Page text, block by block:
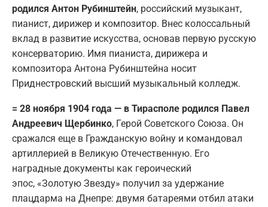
родился Антон Рубинштейн, российский музыкант,
пианист, дирижер и композитор. Внес колоссальный
вклад в развитие искусства, основав первую русскую
консерваторию. Имя пианиста, дирижера и
композитора Антона Рубинштейна носит
Приднестровский высший музыкальный колледж.
= 28 ноября 1904 года — в Тирасполе родился Павел
Андреевич Щербинко, Герой Советского Союза. Он
сражался еще в Гражданскую войну и командовал
артиллерией в Великую Отечественную. Его
наградные документы как героический
эпос, «Золотую Звезду» получил за удержание
плацдарма на Днепре: двумя батареями отбил атаки